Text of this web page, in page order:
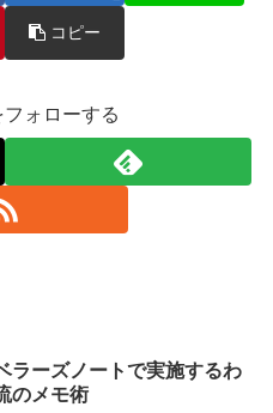
コピー
ォローする
ラーズノートで実施するわ
のメモ術